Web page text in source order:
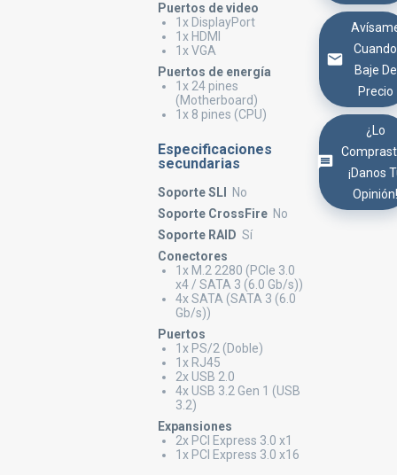
Puertos de video
1x DisplayPort
1x HDMI
1x VGA
Puertos de energía
1x 24 pines
(Motherboard)
1x 8 pines (CPU)
Especificaciones
secundarias
Soporte SLI
No
Soporte CrossFire No
Soporte RAID Sí
Conectores
1x M.2 2280 (PCIe 3.0
x4 / SATA 3 (6.0 Gb/s))
4x SATA (SATA 3 (6.0
Gb/s))
Puertos
1x PS/2 (Doble)
1x RJ45
2x USB 2.0
4x USB 3.2 Gen 1 (USB
3.2)
Expansiones
2x PCI Express 3.0 x1
1x PCI Express 3.0 x16
Cuando
Baje De
Precio
¿Lo
¡Danos